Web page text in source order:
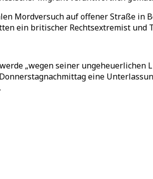
Mordversuch auf offener Straße in
ein britischer Rechtsextremist
„wegen seiner ungeheuerlichen
eine